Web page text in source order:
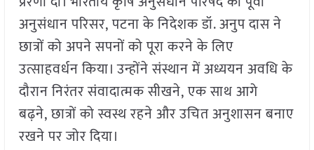
अनुसंधान परिसर, पटना के निदेशक डॉ. अनुप दास ने
छात्रों को अपने सपनों को पूरा करने के लिए
उत्साहवर्धन किया। उन्होंने संस्थान में अध्ययन अवधि के
दौरान निरंतर संवादात्मक सीखने, एक साथ आगे
बढ़ने, छात्रों को स्वस्थ रहने और उचित अनुशासन बनाए
रखने पर जोर दिया।